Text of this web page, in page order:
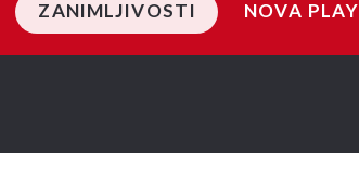
ZANIMLJIVOSTI NOVA PLAY